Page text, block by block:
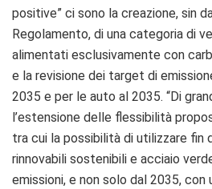
positive” ci sono la creazione, sin
Regolamento, di una categoria di
alimentati esclusivamente con
e la revisione dei target di
2035 e per le auto al 2035. “Di
l’estensione delle flessibilità
tra cui la possibilità di utilizzare fin
rinnovabili sostenibili e acciaio
emissioni, e non solo dal 2035, con